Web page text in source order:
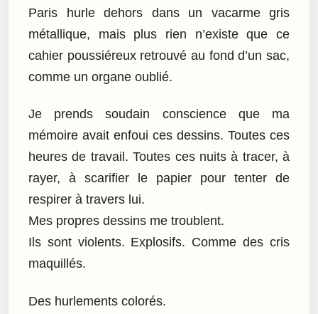
Paris hurle dehors dans un vacarme gris
métallique, mais plus rien n’existe que ce
cahier poussiéreux retrouvé au fond d’un sac,
comme un organe oublié.
Je prends soudain conscience que ma
mémoire avait enfoui ces dessins. Toutes ces
heures de travail. Toutes ces nuits à tracer, à
rayer, à scarifier le papier pour tenter de
respirer à travers lui.
Mes propres dessins me troublent.
Ils sont violents. Explosifs. Comme des cris
maquillés.
Des hurlements colorés.